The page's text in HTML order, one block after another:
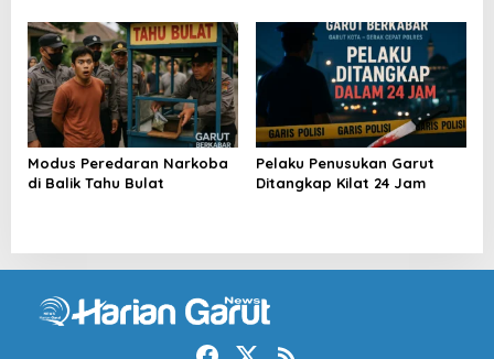
Modus Peredaran Narkoba
di Balik Tahu Bulat
Pelaku Penusukan Garut
Ditangkap Kilat 24 Jam